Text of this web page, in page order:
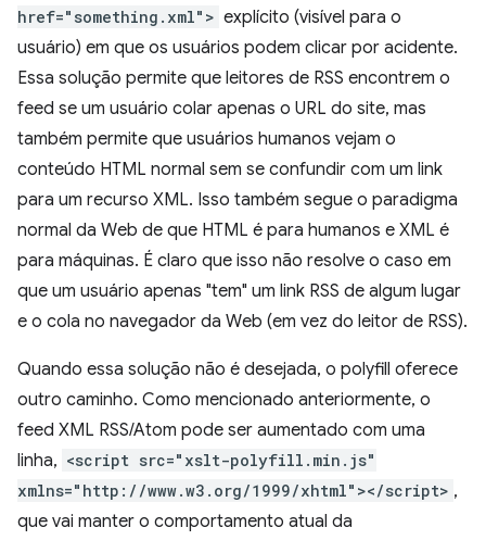
href="something.xml"> explícito (visível para o
usuário) em que os usuários podem clicar por acidente.
Essa solução permite que leitores de RSS encontrem o
feed se um usuário colar apenas o URL do site, mas
também permite que usuários humanos vejam o
conteúdo HTML normal sem se confundir com um link
para um recurso XML. Isso também segue o paradigma
normal da Web de que HTML é para humanos e XML é
para máquinas. É claro que isso não resolve o caso em
que um usuário apenas "tem" um link RSS de algum lugar
e o cola no navegador da Web (em vez do leitor de RSS).
Quando essa solução não é desejada, o polyfill oferece
outro caminho. Como mencionado anteriormente, o
feed XML RSS/Atom pode ser aumentado com uma
linha, <script src="xslt-polyfill.min.js"
xmlns="http://www.w3.org/1999/xhtml"></script> ,
que vai manter o comportamento atual da